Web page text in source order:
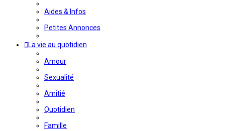
Aides & Infos
Petites Annonces
La vie au quotidien
Amour
Sexualité
Amitié
Quotidien
Famille